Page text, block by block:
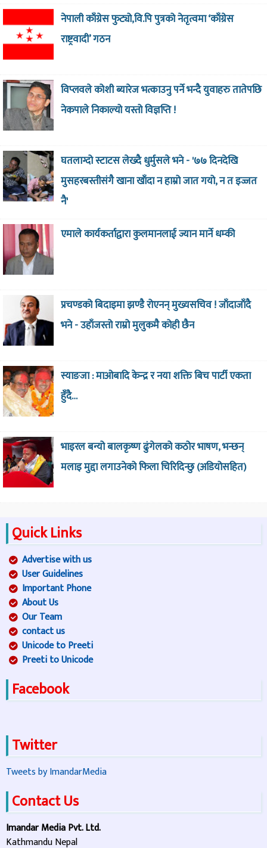
नेपाली काँग्रेस फुट्यो,वि.पि पुत्रको नेतृत्वमा ‘काँग्रेस
राष्ट्रवादी’ गठन
विप्लवले कोशी ब्यारेज भत्काउनु पर्ने भन्दै युवाहरु तातेपछि
नेकपाले निकाल्यो यस्तो विज्ञप्ति !
घतलाग्दो स्टाटस लेख्दै धुर्मुसले भने - '७७ दिनदेखि
मुसहरबस्तीसंगै खाना खाँदा न हाम्रो जात गयो, न त इज्जत
नै'
एमाले कार्यकर्ताद्वारा कुलमानलाई ज्यान मार्ने धम्की
प्रचण्डको बिदाइमा झण्डै रोएनन् मुख्यसचिव ! जाँदाजाँदै
भने - उहाँजस्तो राम्रो मुलुकमै कोही छैन
स्याङजा : माओबादि केन्द्र र नया शक्ति बिच पार्टी एकता
हुँदै…
भाइरल बन्यो बालकृष्ण ढुंगेलको कठोर भाषण, भन्छन्
मलाइ मुद्दा लगाउनेको फिला चिरिदिन्छु (अडियोसहित)
Quick Links
Advertise with us
User Guidelines
Important Phone
About Us
Our Team
contact us
Unicode to Preeti
Preeti to Unicode
Facebook
Twitter
Tweets by ImandarMedia
Contact Us
Imandar Media Pvt. Ltd.
Kathmandu Nepal